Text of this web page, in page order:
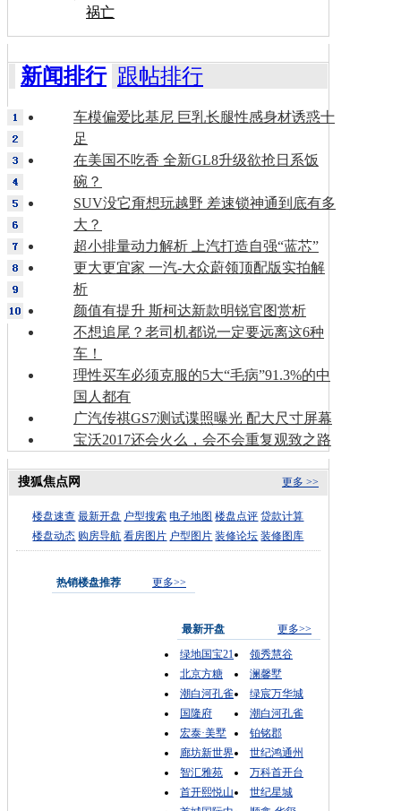
祸亡
新闻排行 跟帖排行
车模偏爱比基尼 巨乳长腿性感身材诱惑十
足
在美国不吃香 全新GL8升级欲抢日系饭
碗？
SUV没它甭想玩越野 差速锁神通到底有多
大？
超小排量动力解析 上汽打造自强“蓝芯”
更大更宜家 一汽-大众蔚领顶配版实拍解
析
颜值有提升 斯柯达新款明锐官图赏析
不想追尾？老司机都说一定要远离这6种
车！
理性买车必须克服的5大“毛病”91.3%的中
国人都有
广汽传祺GS7测试谍照曝光 配大尺寸屏幕
宝沃2017还会火么，会不会重复观致之路
更多 >>
搜狐焦点网
楼盘速查 最新开盘 户型搜索 电子地图 楼盘点评 贷款计算
楼盘动态 购房导航 看房图片 户型图片 装修论坛 装修图库
热销楼盘推荐 更多>>
最新开盘
更多>>
绿地国宝21
领秀慧谷
北京方糖
澜馨墅
潮白河孔雀
绿宸万华城
国隆府
潮白河孔雀
宏泰·美墅
铂铭郡
廊坊新世界
世纪鸿通州
智汇雅苑
万科首开台
首开熙悦山
世纪星城